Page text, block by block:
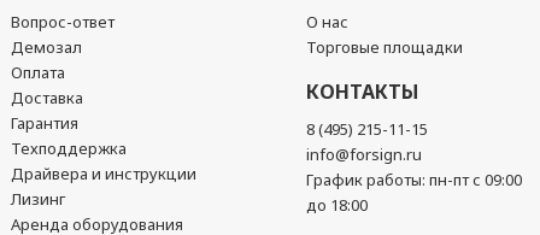
Вопрос-ответ
Демозал
Оплата
Доставка
Гарантия
Техподдержка
Драйвера и инструкции
Лизинг
Аренда оборудования
О нас
Торговые площадки
КОНТАКТЫ
8 (495) 215-11-15
info@forsign.ru
График работы: пн-пт с 09:00
до 18:00